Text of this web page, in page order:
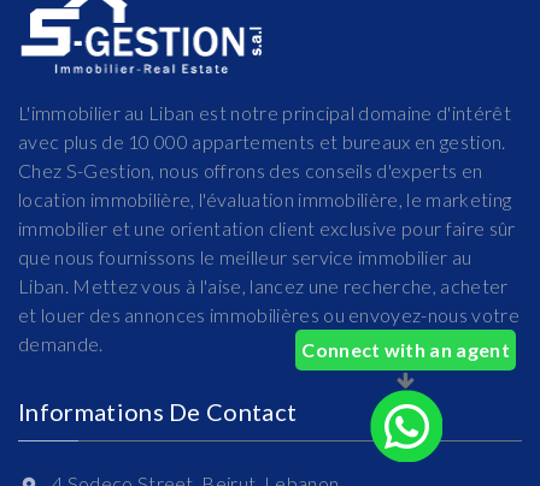
Connect with an agent
L'immobilier au Liban est notre principal domaine d'intérêt
avec plus de 10 000 appartements et bureaux en gestion.
Chez S-Gestion, nous offrons des conseils d'experts en
location immobilière, l'évaluation immobilière, le marketing
immobilier et une orientation client exclusive pour faire sûr
que nous fournissons le meilleur service immobilier au
Liban. Mettez vous à l'aise, lancez une recherche, acheter
et louer des annonces immobilières ou envoyez-nous votre
demande.
Informations De Contact